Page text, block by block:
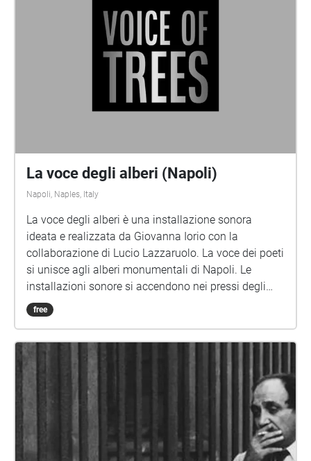
La voce degli alberi (Napoli)
Napoli, Naples, Italy
La voce degli alberi è una installazione sonora
ideata e realizzata da Giovanna Iorio con la
collaborazione di Lucio Lazzaruolo. La voce dei poeti
si unisce agli alberi monumentali di Napoli. Le
installazioni sonore si accendono nei pressi degli
alberi monumentali secondo le indicazioni della
mappa degli Alberi monumentali della Campania.
monum/alberi\_monumentali\_index.html
Installazione attive: Chiostro Accademia delle Belle
Arti (dal 10 luglio) Poesie d'amore per un albero di
Giovanna Iorio Pontecorvo, Quartiere Avvocata (dal
(dal 25 luglio) Poeti italiani del Novecento Giardino
del Molosiglio (30 luglio) Dacia Maraini Giardini
free